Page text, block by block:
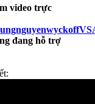
video trực
đang hỗ trợ